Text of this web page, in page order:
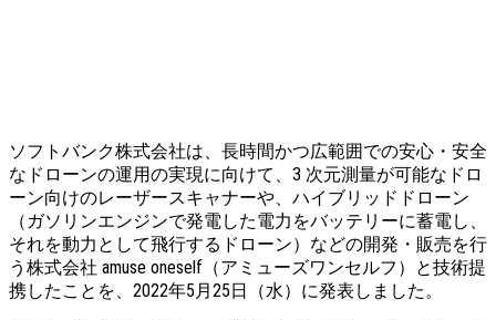
ソフトバンク株式会社は、長時間かつ広範囲での安心・安全
なドローンの運用の実現に向けて、3 次元測量が可能なドロ
ーン向けのレーザースキャナーや、ハイブリッドドローン
（ガソリンエンジンで発電した電力をバッテリーに蓄電し、
それを動力として飛行するドローン）などの開発・販売を行
う株式会社 amuse oneself（アミューズワンセルフ）と技術提
携したことを、2022年5月25日（水）に発表しました。